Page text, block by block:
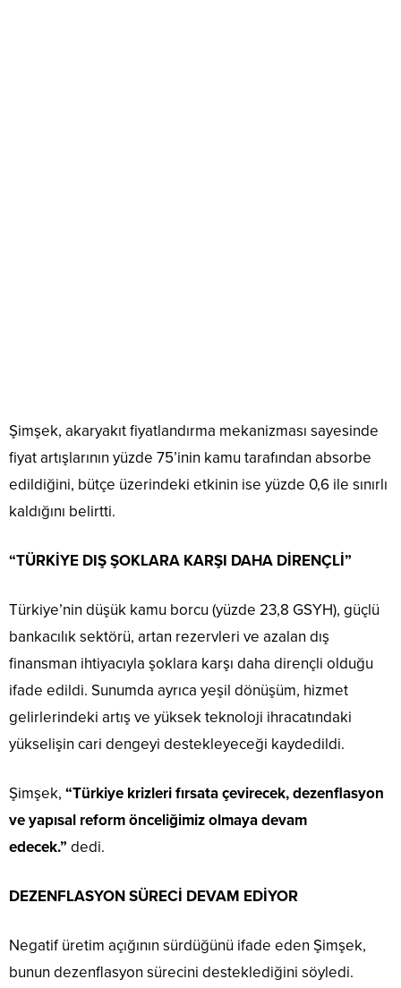
Şimşek, akaryakıt fiyatlandırma mekanizması sayesinde
fiyat artışlarının yüzde 75’inin kamu tarafından absorbe
edildiğini, bütçe üzerindeki etkinin ise yüzde 0,6 ile sınırlı
kaldığını belirtti.
“TÜRKİYE DIŞ ŞOKLARA KARŞI DAHA DİRENÇLİ”
Türkiye’nin düşük kamu borcu (yüzde 23,8 GSYH), güçlü
bankacılık sektörü, artan rezervleri ve azalan dış
finansman ihtiyacıyla şoklara karşı daha dirençli olduğu
ifade edildi. Sunumda ayrıca yeşil dönüşüm, hizmet
gelirlerindeki artış ve yüksek teknoloji ihracatındaki
yükselişin cari dengeyi destekleyeceği kaydedildi.
Şimşek, “Türkiye krizleri fırsata çevirecek, dezenflasyon
ve yapısal reform önceliğimiz olmaya devam
edecek.” dedi.
DEZENFLASYON SÜRECİ DEVAM EDİYOR
Negatif üretim açığının sürdüğünü ifade eden Şimşek,
bunun dezenflasyon sürecini desteklediğini söyledi.